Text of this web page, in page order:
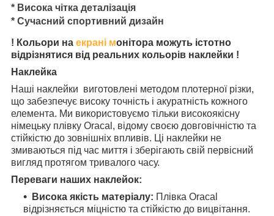
* Висока чітка деталізація
* Сучасний спортивний дизайн
! Кольори на екрані монітора можуть істотно
відрізнятися від реальних кольорів наклейки !
Наклейка
Наші наклейки виготовлені методом плотерної різки,
що забезпечує високу точність і акуратність кожного
елемента. Ми використовуємо тільки високоякісну
німецьку плівку Oracal, відому своєю довговічністю та
стійкістю до зовнішніх впливів. Ці наклейки не
змиваються під час миття і зберігають свій первісний
вигляд протягом тривалого часу.
Переваги наших наклейок:
Висока якість матеріалу: Плівка Oracal
відрізняється міцністю та стійкістю до вицвітання.